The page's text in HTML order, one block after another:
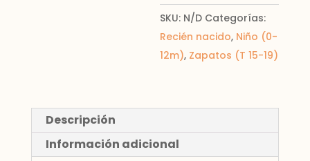
SKU: N/D Categorías:
Recién nacido, Niño (0-
12m), Zapatos (T 15-19)
Descripción
Información adicional